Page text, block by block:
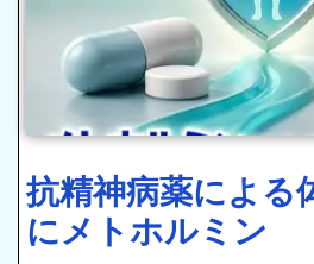
抗精神病薬による
にメトホルミン